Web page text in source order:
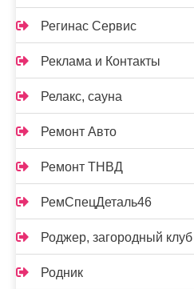
Регинас Сервис
Реклама и Контакты
Релакс, сауна
Ремонт Авто
Ремонт ТНВД
РемСпецДеталь46
Роджер, загородный клуб
Родник